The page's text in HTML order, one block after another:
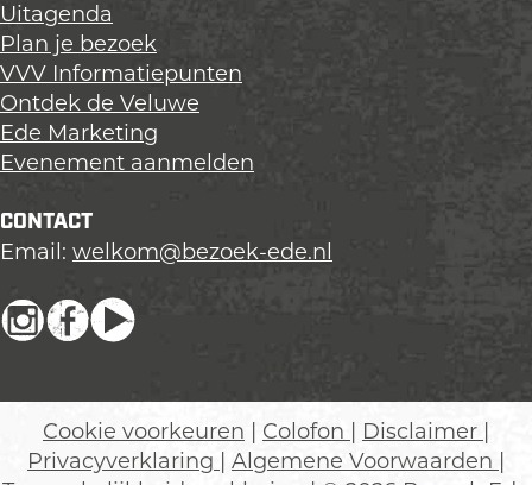
Uitagenda
Plan je bezoek
VVV Informatiepunten
Ontdek de Veluwe
Ede Marketing
Evenement aanmelden
CONTACT
Email: welkom@bezoek-ede.nl
I
a
F
e
b
Y
T
u
Cookie voorkeuren Colofon Disclaimer
Privacyverklaring
Algemene Voorwaarden